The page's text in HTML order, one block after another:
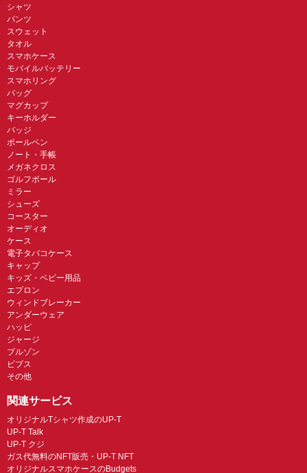
シャツ
パンツ
スウェット
タオル
スマホケース
モバイルバッテリー
スマホリング
バッグ
マグカップ
キーホルダー
バッジ
ボールペン
ノート・手帳
メガネクロス
ゴルフボール
ミラー
シューズ
コースター
オーディオ
ケース
電子タバコケース
キャップ
キッズ・ベビー用品
エプロン
ウィンドブレーカー
アンダーウェア
ハッピ
ジャージ
ブルゾン
ビブス
その他
関連サービス
オリジナルTシャツ作成のUP-T
UP-T Talk
UP-T クジ
ガス代無料のNFT販売・UP-T NFT
オリジナルスマホケースのBudgets